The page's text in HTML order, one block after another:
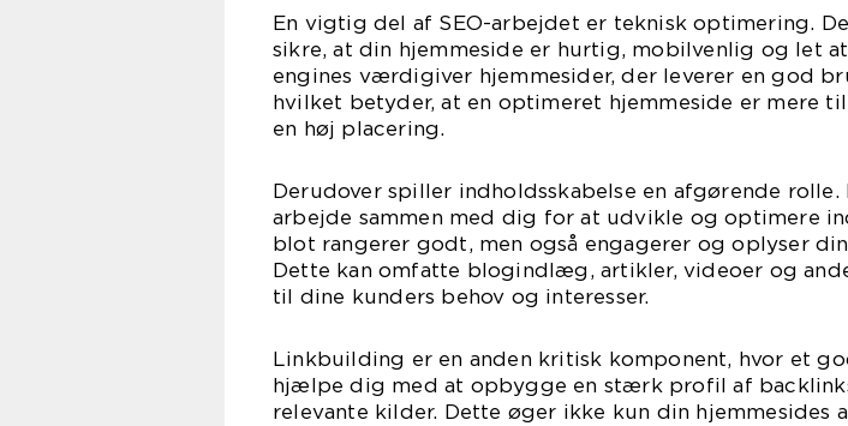
En vigtig del af SEO-arbejdet er teknisk optimering.
sikre, at din hjemmeside er hurtig, mobilvenlig og let
engines værdigiver hjemmesider, der leverer en god
hvilket betyder, at en optimeret hjemmeside er mere
en høj placering.
Derudover spiller indholdsskabelse en afgørende rolle.
arbejde sammen med dig for at udvikle og optimere
blot rangerer godt, men også engagerer og oplyser
Dette kan omfatte blogindlæg, artikler, videoer og
til dine kunders behov og interesser.
Linkbuilding er en anden kritisk komponent, hvor et
hjælpe dig med at opbygge en stærk profil af
relevante kilder. Dette øger ikke kun din hjemmesides